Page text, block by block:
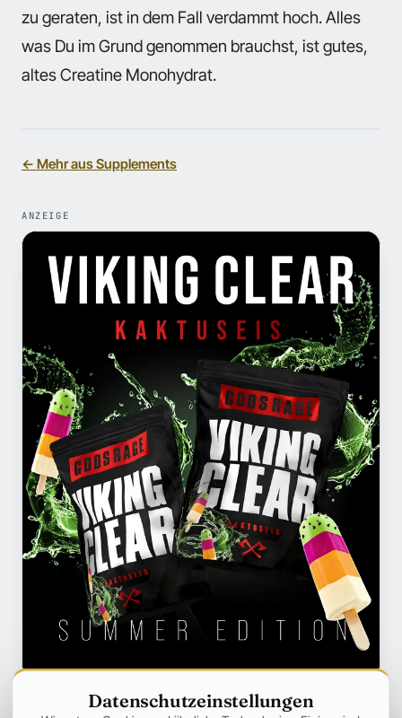
zu geraten, ist in dem Fall verdammt hoch. Alles
was Du im Grund genommen brauchst, ist gutes,
altes Creatine Monohydrat.
← Mehr aus Supplements
ANZEIGE
Datenschutzeinstellungen